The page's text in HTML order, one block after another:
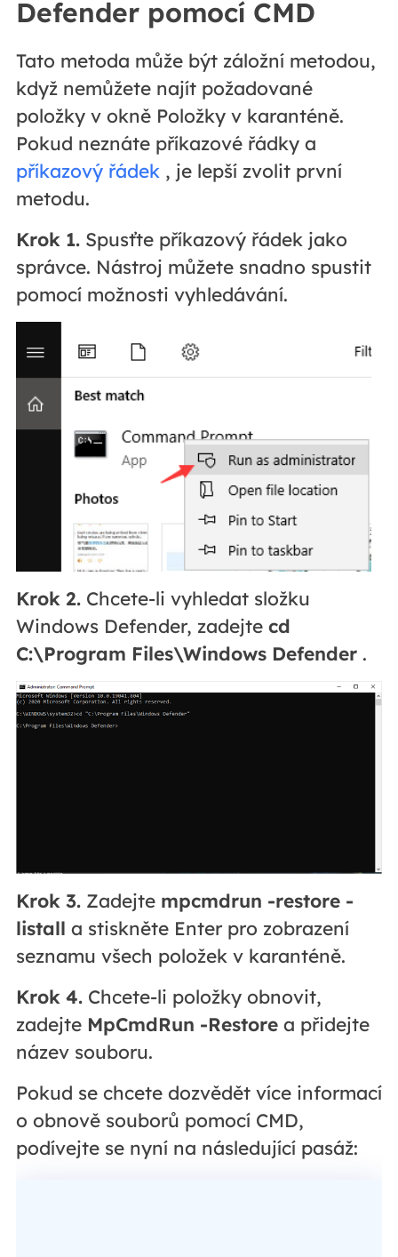
Defender pomocí CMD
Tato metoda může být záložní metodou,
když nemůžete najít požadované
položky v okně Položky v karanténě.
Pokud neznáte příkazové řádky a
příkazový řádek, je lepší zvolit první
metodu.
Krok 1.Spusťte příkazový řádek jako
správce. Nástroj můžete snadno spustit
pomocí možnosti vyhledávání.
Krok 2.Chcete-li vyhledat složku
Windows Defender, zadejte cd
C:\Program Files\Windows Defender.
Krok 3.Zadejte mpcmdrun -restore -
listall a stiskněte Enter pro zobrazení
seznamu všech položek v karanténě.
Krok 4.Chcete-li položky obnovit,
zadejte MpCmdRun -Restorea přidejte
název souboru.
Pokud se chcete dozvědět více informací
o obnově souborů pomocí CMD,
podívejte se nyní na následující pasáž: